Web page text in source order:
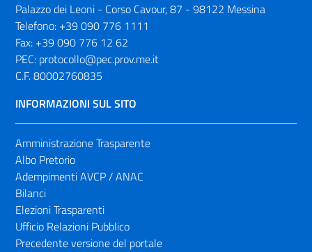
Palazzo dei Leoni - Corso Cavour, 87 - 98122 Messina
Telefono: +39 090 776 1111
Fax: +39 090 776 12 62
PEC: protocollo@pec.prov.me.it
C.F. 80002760835
INFORMAZIONI SUL SITO
Amministrazione Trasparente
Albo Pretorio
Adempimenti AVCP / ANAC
Bilanci
Elezioni Trasparenti
Ufficio Relazioni Pubblico
Precedente versione del portale